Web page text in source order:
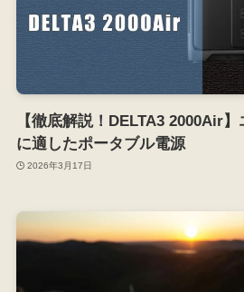
【徹底解説！DELTA3 2000Air
に適したポータブル電源
2026年3月17日